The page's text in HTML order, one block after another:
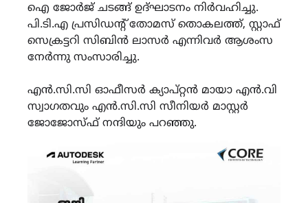
ഐ ജോർജ് ചടങ്ങ് ഉദ്‌ഘാടനം നിർവഹിച്ചു.
പി.ടി.എ പ്രസിഡന്റ് തോമസ് തൊകലത്ത്, സ്റ്റാഫ്
സെക്രട്ടറി സിബിൻ ലാസർ എന്നിവർ ആശംസ
നേർന്നു സംസാരിച്ചു.
എൻ.സി.സി ഓഫീസർ ക്യാപ്റ്റൻ മായാ എൻ.വി
സ്വാഗതവും എൻ.സി.സി സീനിയർ മാസ്റ്റർ
ജോജോസ്ഫ് നന്ദിയും പറഞ്ഞു.